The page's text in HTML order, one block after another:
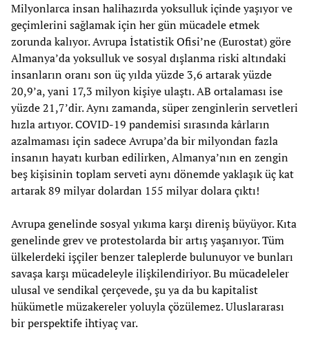
Milyonlarca insan halihazırda yoksulluk içinde yaşıyor ve
geçimlerini sağlamak için her gün mücadele etmek
zorunda kalıyor. Avrupa İstatistik Ofisi’ne (Eurostat) göre
Almanya’da yoksulluk ve sosyal dışlanma riski altındaki
insanların oranı son üç yılda yüzde 3,6 artarak yüzde
20,9’a, yani 17,3 milyon kişiye ulaştı. AB ortalaması ise
yüzde 21,7’dir. Aynı zamanda, süper zenginlerin servetleri
hızla artıyor. COVID-19 pandemisi sırasında kârların
azalmaması için sadece Avrupa’da bir milyondan fazla
insanın hayatı kurban edilirken, Almanya’nın en zengin
beş kişisinin toplam serveti aynı dönemde yaklaşık üç kat
artarak 89 milyar dolardan 155 milyar dolara çıktı!
Avrupa genelinde sosyal yıkıma karşı direniş büyüyor. Kıta
genelinde grev ve protestolarda bir artış yaşanıyor. Tüm
ülkelerdeki işçiler benzer taleplerde bulunuyor ve bunları
savaşa karşı mücadeleyle ilişkilendiriyor. Bu mücadeleler
ulusal ve sendikal çerçevede, şu ya da bu kapitalist
hükümetle müzakereler yoluyla çözülemez. Uluslararası
bir perspektife ihtiyaç var.